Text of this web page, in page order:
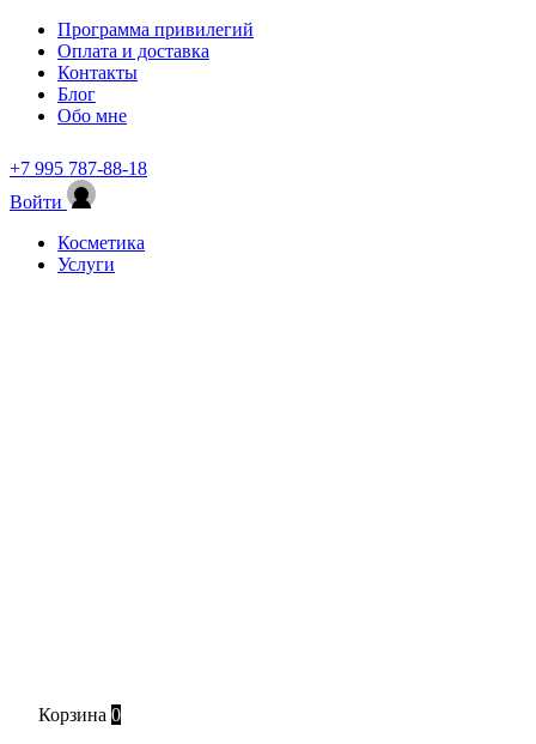
Программа привилегий
Оплата и доставка
Контакты
Блог
Обо мне
+7 995 787-88-18
Войти
Косметика
Услуги
Корзина 0